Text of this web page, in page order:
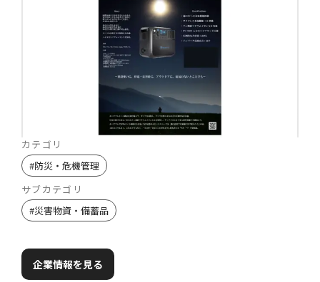
カテゴリ
#防災・危機管理
サブカテゴリ
#災害物資・備蓄品
企業情報を見る